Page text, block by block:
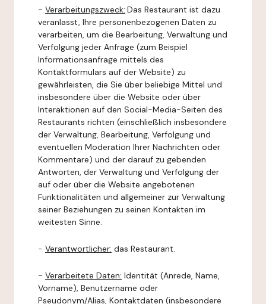
- Verarbeitungszweck: Das Restaurant ist dazu
veranlasst, Ihre personenbezogenen Daten zu
verarbeiten, um die Bearbeitung, Verwaltung und
Verfolgung jeder Anfrage (zum Beispiel
Informationsanfrage mittels des
Kontaktformulars auf der Website) zu
gewährleisten, die Sie über beliebige Mittel und
insbesondere über die Website oder über
Interaktionen auf den Social-Media-Seiten des
Restaurants richten (einschließlich insbesondere
der Verwaltung, Bearbeitung, Verfolgung und
eventuellen Moderation Ihrer Nachrichten oder
Kommentare) und der darauf zu gebenden
Antworten, der Verwaltung und Verfolgung der
auf oder über die Website angebotenen
Funktionalitäten und allgemeiner zur Verwaltung
seiner Beziehungen zu seinen Kontakten im
weitesten Sinne.
- Verantwortlicher: das Restaurant.
- Verarbeitete Daten: Identität (Anrede, Name,
Vorname), Benutzername oder
Pseudonym/Alias, Kontaktdaten (insbesondere